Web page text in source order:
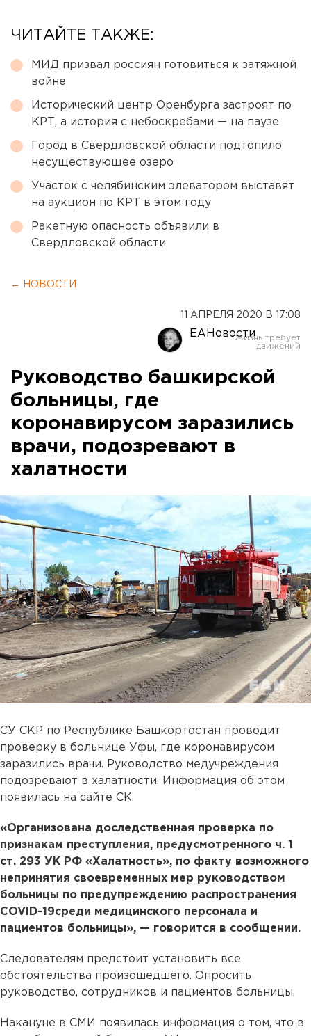
ЧИТАЙТЕ ТАКЖЕ:
МИД призвал россиян готовиться к затяжной
войне
Исторический центр Оренбурга застроят по
КРТ, а история с небоскребами — на паузе
Город в Свердловской области подтопило
несуществующее озеро
Участок с челябинским элеватором выставят
на аукцион по КРТ в этом году
Ракетную опасность объявили в
Свердловской области
← НОВОСТИ
11 АПРЕЛЯ 2020 В 17:08
ЕАНовости
Руководство башкирской
больницы, где
коронавирусом заразились
врачи, подозревают в
халатности
СУ СКР по Республике Башкортостан проводит
проверку в больнице Уфы, где коронавирусом
заразились врачи. Руководство медучреждения
подозревают в халатности. Информация об этом
появилась на сайте СК.
«Организована доследственная проверка по
признакам преступления, предусмотренного ч. 1
ст. 293 УК РФ «Халатность», по факту возможного
непринятия своевременных мер руководством
больницы по предупреждению распространения
COVID-19среди медицинского персонала и
пациентов больницы», — говорится в сообщении.
Следователям предстоит установить все
обстоятельства произошедшего. Опросить
руководство, сотрудников и пациентов больницы.
Накануне в СМИ появилась информация о том, что в